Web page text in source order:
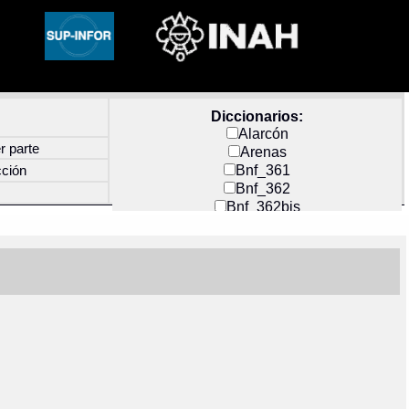
Diccionarios:
Alarcón
Arenas
Bnf_361
Bnf_362
Bnf_362bis
Docs_México
parte